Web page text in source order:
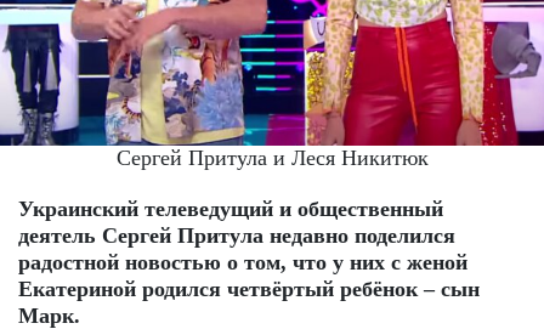
Сергей Притула и Леся Никитюк
Украинский телеведущий и общественный
деятель Сергей Притула недавно поделился
радостной новостью о том, что у них с женой
Екатериной родился четвёртый ребёнок – сын
Марк.